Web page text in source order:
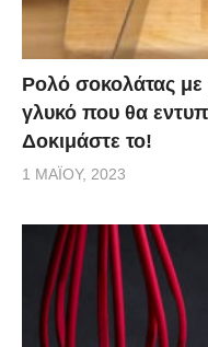
Ρολό σοκολάτας με
γλυκό που θα
Δοκιμάστε το!
1 ΜΑΪ́ΟΥ, 2023